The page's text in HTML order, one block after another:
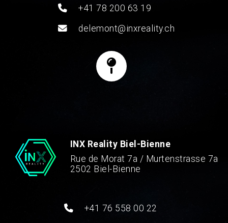
+41 78 200 63 19
delemont@inxreality.ch
INX Reality Biel-Bienne
Rue de Morat 7a / Murtenstrasse 7a
2502 Biel-Bienne
+41 76 558 00 22